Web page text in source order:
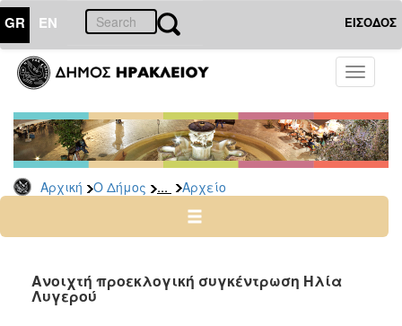
GR EN ΕΙΣΟΔΟΣ
Toggle
Αρχική Ο Δήμος ... Αρχείο
ΔΗΜΟΣ
Δημοτικές
Παρατάξεις
Αρχείο
Ανοιχτή προεκλογική συγκέντρωση Ηλία
Λυγερού